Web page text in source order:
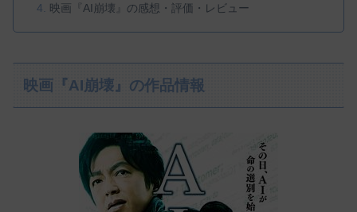
映画『AI崩壊』の感想・評価・レビュー
映画『AI崩壊』の作品情報